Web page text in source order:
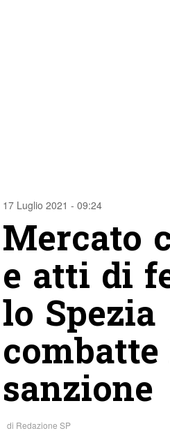
17 Luglio 2021 - 09:24
Mercato
e atti di
lo Spezia
combatte
sanzione
di Redazione SP